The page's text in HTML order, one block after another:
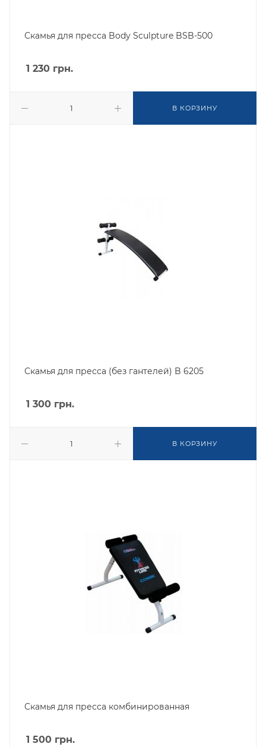
Скамья для пресса Body Sculpture BSB-500
1 230 грн.
В КОРЗИНУ
Скамья для пресса (без гантелей) B 6205
1 300 грн.
В КОРЗИНУ
Скамья для пресса комбинированная
1 500 грн.